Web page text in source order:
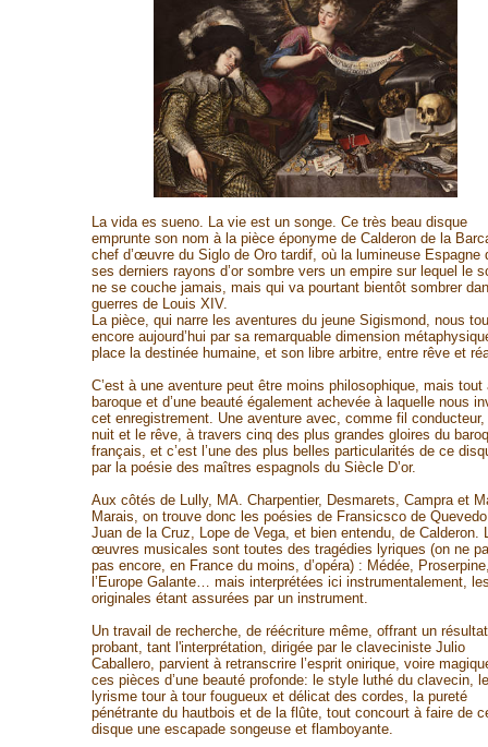
La vida es sueno. La vie est un songe. Ce très beau disque
emprunte son nom à la pièce éponyme de Calderon de la
chef d’œuvre du Siglo de Oro tardif, où la lumineuse Espagne
ses derniers rayons d’or sombre vers un empire sur lequel le
ne se couche jamais, mais qui va pourtant bientôt sombrer
guerres de Louis XIV.
La pièce, qui narre les aventures du jeune Sigismond, nous
encore aujourd’hui par sa remarquable dimension
place la destinée humaine, et son libre arbitre, entre rêve et
C’est à une aventure peut être moins philosophique, mais tout
baroque et d’une beauté également achevée à laquelle nous
cet enregistrement. Une aventure avec, comme fil conducteur,
nuit et le rêve, à travers cinq des plus grandes gloires du
français, et c’est l’une des plus belles particularités de ce
par la poésie des maîtres espagnols du Siècle D’or.
Aux côtés de Lully, MA. Charpentier, Desmarets, Campra et
Marais, on trouve donc les poésies de Fransicsco de
Juan de la Cruz, Lope de Vega, et bien entendu, de Calderon.
œuvres musicales sont toutes des tragédies lyriques (on ne
pas encore, en France du moins, d’opéra) : Médée,
l’Europe Galante… mais interprétées ici instrumentalement,
originales étant assurées par un instrument.
Un travail de recherche, de réécriture même, offrant un résultat
probant, tant l'interprétation, dirigée par le claveciniste Julio
Caballero, parvient à retranscrire l’esprit onirique, voire
ces pièces d’une beauté profonde: le style luthé du clavecin, le
lyrisme tour à tour fougueux et délicat des cordes, la pureté
pénétrante du hautbois et de la flûte, tout concourt à faire de
disque une escapade songeuse et flamboyante.